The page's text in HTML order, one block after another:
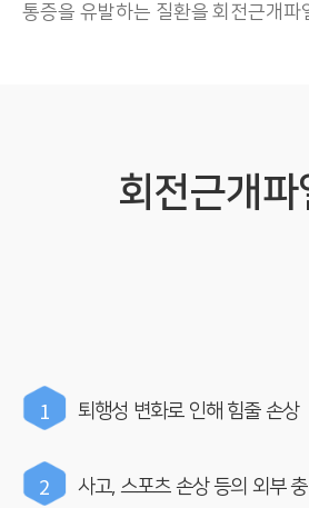
통증을 유발하는 질환을 회전근개파
회전근개파
1 퇴행성 변화로 인해 힘줄 손상
2 사고, 스포츠 손상 등의 외부